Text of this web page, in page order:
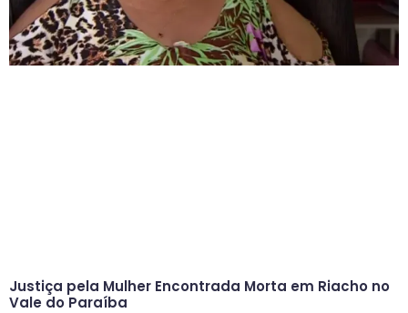
Justiça pela Mulher Encontrada Morta em Riacho no
Vale do Paraíba